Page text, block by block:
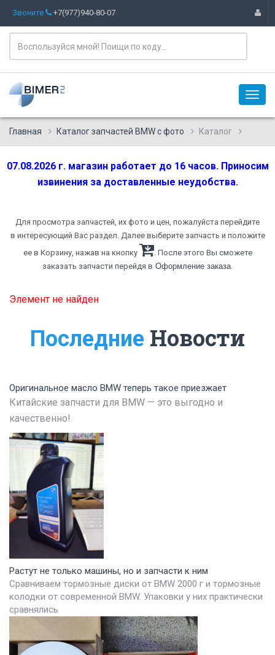
Звоните +7(977)940-80-07
Главная Каталог запчастей BMW с фото Каталог
07.08.2026 г. магазин работает до 16 часов. Приносим
извинения за доставленные неудобства.
Для просмотра запчастей, их фото и цен, пожалуйста перейдите
в интересующий Вас раздел. Далее выберите запчасть и положите
ее в Корзину, нажав на кнопку
. После этого Вы сможете
заказать запчасти перейдя в Оформление заказа.
Элемент не найден
Последние Новости
Оригинальное масло BMW теперь такое приезжает
Китайские запчасти для BMW — это выгодно и
качественно!
Растут не только машины, но и запчасти к ним
Сравниваем тормозные диски от BMW 2000 г и тормозные
колодки от современной BMW. Упаковки у них практически
сравнялись